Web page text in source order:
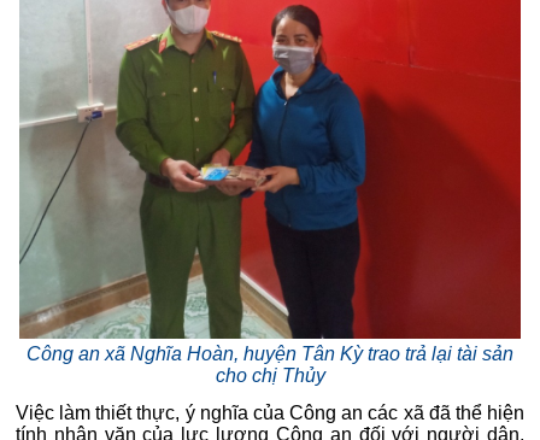
Công an xã Nghĩa Hoàn, huyện Tân Kỳ trao trả lại tài sản
cho chị Thủy
Việc làm thiết thực, ý nghĩa của Công an các xã đã thể hiện
tính nhân văn của lực lượng Công an đối với người dân,